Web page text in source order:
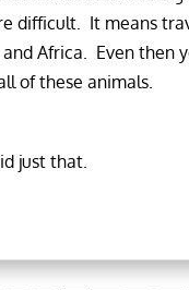
difficult. It means
and Africa. Even then
of these animals.
just that.